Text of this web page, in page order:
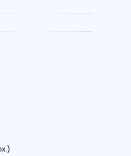
quantity